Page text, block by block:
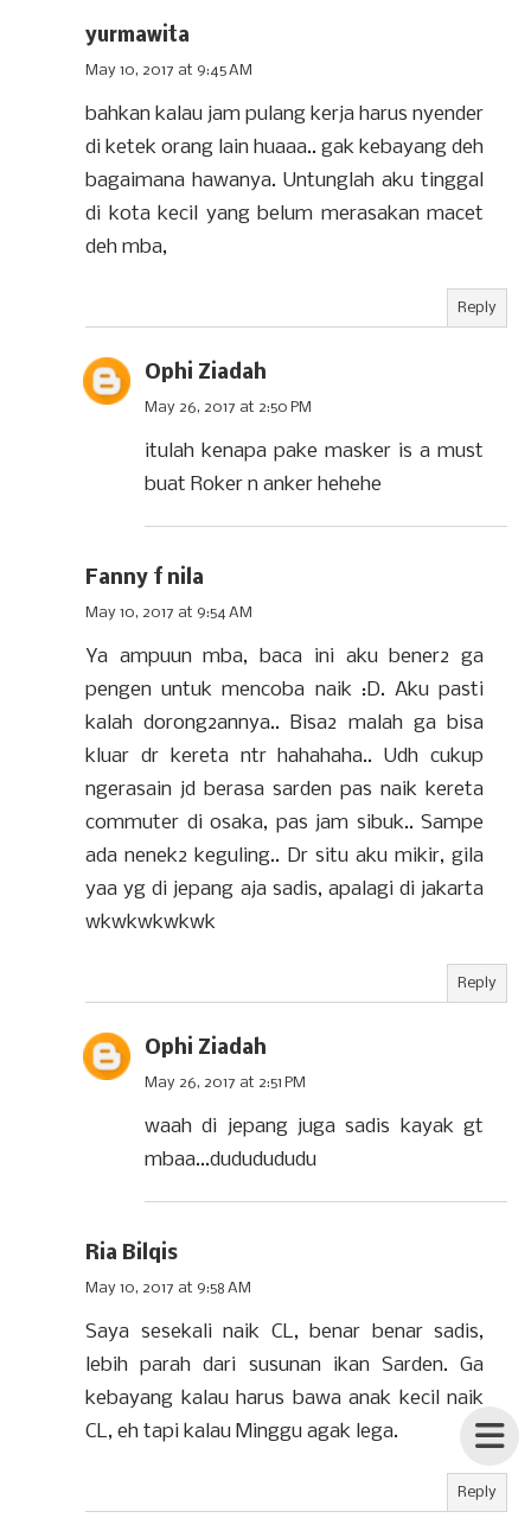
yurmawita
May 10, 2017 at 9:45 AM
bahkan kalau jam pulang kerja harus nyender
di ketek orang lain huaaa.. gak kebayang deh
bagaimana hawanya. Untunglah aku tinggal
di kota kecil yang belum merasakan macet
deh mba,
Reply
Ophi Ziadah
May 26, 2017 at 2:50 PM
itulah kenapa pake masker is a must
buat Roker n anker hehehe
Fanny f nila
May 10, 2017 at 9:54 AM
Ya ampuun mba, baca ini aku bener2 ga
pengen untuk mencoba naik :D. Aku pasti
kalah dorong2annya.. Bisa2 malah ga bisa
kluar dr kereta ntr hahahaha.. Udh cukup
ngerasain jd berasa sarden pas naik kereta
commuter di osaka, pas jam sibuk.. Sampe
ada nenek2 keguling.. Dr situ aku mikir, gila
yaa yg di jepang aja sadis, apalagi di jakarta
wkwkwkwkwk
Reply
Ophi Ziadah
May 26, 2017 at 2:51 PM
waah di jepang juga sadis kayak gt
mbaa...dududududu
Ria Bilqis
May 10, 2017 at 9:58 AM
Saya sesekali naik CL, benar benar sadis,
lebih parah dari susunan ikan Sarden. Ga
kebayang kalau harus bawa anak kecil naik
CL, eh tapi kalau Minggu agak lega.
Reply